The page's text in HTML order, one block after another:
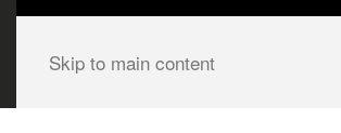
Skip to main content